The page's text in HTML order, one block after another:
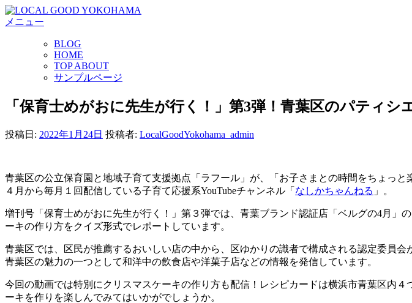
コ
ン
キ
メニュー
BLOG
HOME
TOP ABOUT
サンプルページ
「保育士めがおに先生が行く！」第3弾！青葉区のパティシ
投稿日: 2022年1月24日 投稿者: LocalGoodYokohama_admin
青葉区の公立保育園と地域子育て支援拠点「ラフール」が、「お子さまとの時間をちょっと
４月から毎月１回配信している子育て応援系YouTubeチャンネル「 なしかちゃんねる 」。
増刊号「保育士めがおに先生が行く！」第３弾では、青葉ブランド認証店「ベルグの4月
ーキの作り方をクイズ形式でレポートしています。
青葉区では、区民が推薦するおいしい店の中から、区ゆかりの識者で構成される認定委員会
青葉区の魅力の一つとして和洋中の飲食店や洋菓子店などの情報を発信しています。
今回の動画では特別にクリスマスケーキの作り方も配信！レシピカードは横浜市青葉区内
ーキを作りを楽しんでみてはいかがでしょうか。